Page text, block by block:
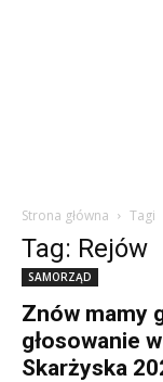
Strona główna Tagi
Tag: Rejów
SAMORZĄD
Znów mamy
głosowanie
Skarżyska